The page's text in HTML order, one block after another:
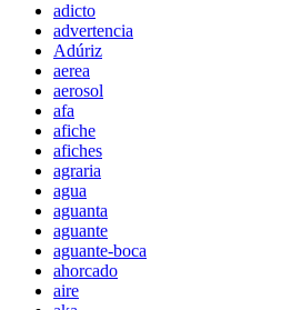
adicto
advertencia
Adúriz
aerea
aerosol
afa
afiche
afiches
agraria
agua
aguanta
aguante
aguante-boca
ahorcado
aire